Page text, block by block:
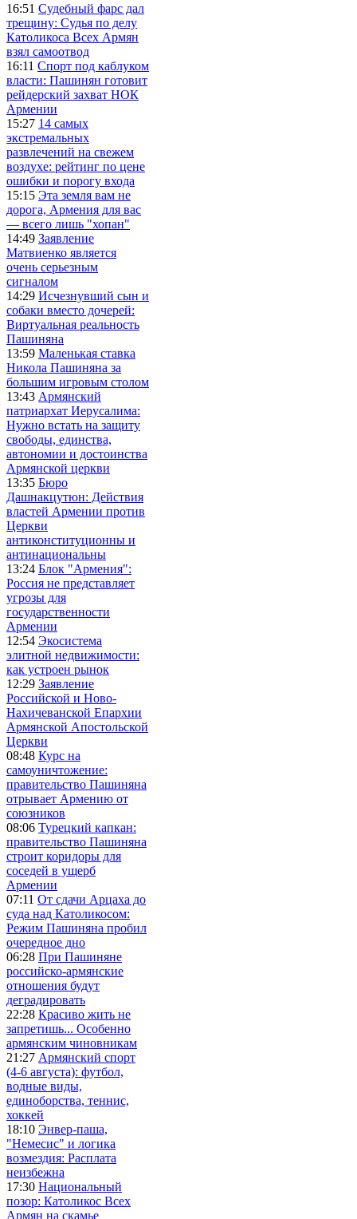
16:51 Судебный фарс дал
трещину: Судья по делу
Католикоса Всех Армян
взял самоотвод
16:11 Спорт под каблуком
власти: Пашинян готовит
рейдерский захват НОК
Армении
15:27 14 самых
экстремальных
развлечений на свежем
воздухе: рейтинг по цене
ошибки и порогу входа
15:15 Эта земля вам не
дорога, Армения для вас
— всего лишь "хопан"
14:49 Заявление
Матвиенко является
очень серьезным
сигналом
14:29 Исчезнувший сын и
собаки вместо дочерей:
Виртуальная реальность
Пашиняна
13:59 Маленькая ставка
Никола Пашиняна за
большим игровым столом
13:43 Армянский
патриархат Иерусалима:
Нужно встать на защиту
свободы, единства,
автономии и достоинства
Армянской церкви
13:35 Бюро
Дашнакцутюн: Действия
властей Армении против
Церкви
антиконституционны и
антинациональны
13:24 Блок "Армения":
Россия не представляет
угрозы для
государственности
Армении
12:54 Экосистема
элитной недвижимости:
как устроен рынок
12:29 Заявление
Российской и Ново-
Нахичеванской Епархии
Армянской Апостольской
Церкви
08:48 Курс на
самоуничтожение:
правительство Пашиняна
отрывает Армению от
союзников
08:06 Турецкий капкан:
правительство Пашиняна
строит коридоры для
соседей в ущерб
Армении
07:11 От сдачи Арцаха до
суда над Католикосом:
Режим Пашиняна пробил
очередное дно
06:28 При Пашиняне
российско-армянские
отношения будут
деградировать
22:28 Красиво жить не
запретишь... Особенно
армянским чиновникам
21:27 Армянский спорт
(4-6 августа): футбол,
водные виды,
единоборства, теннис,
хоккей
18:10 Энвер-паша,
"Немесис" и логика
возмездия: Расплата
неизбежна
17:30 Национальный
позор: Католикос Всех
Армян на скамье